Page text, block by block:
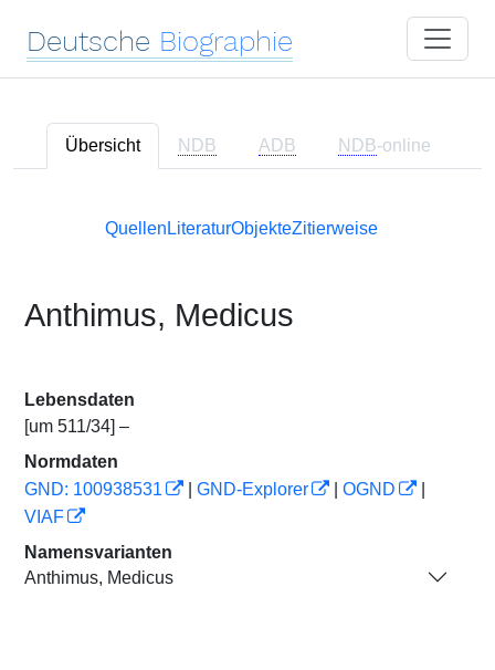
Deutsche Biographie
Übersicht NDB ADB NDB-online
Quellen LiteraturObjekteZitierweise
Anthimus, Medicus
Lebensdaten
[um 511/34] –
Normdaten
GND: 100938531
GND-Explorer OGND
VIAF
Namensvarianten
Anthimus, Medicus